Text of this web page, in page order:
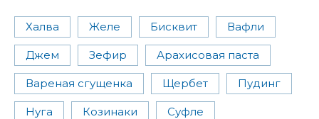
Халва Желе Бисквит Вафли
Джем Зефир Арахисовая паста
Вареная сгущенка Щербет Пудинг
Нуга Козинаки Суфле